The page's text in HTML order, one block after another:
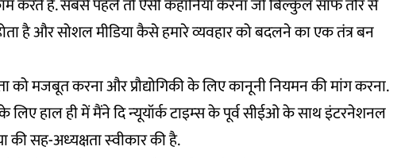
है और सोशल मीडिया कैसे हमारे व्‍यवहार को बदलने का एक तंत्र बन
को मजबूत करना और प्रौद्योगिकी के लिए कानूनी नियमन की मांग करना.
लिए हाल ही में मैंने दि न्‍यूयॉर्क टाइम्‍स के पूर्व सीईओ के साथ इंटरनेशनल
की सह-अध्‍यक्षता स्‍वीकार की है.